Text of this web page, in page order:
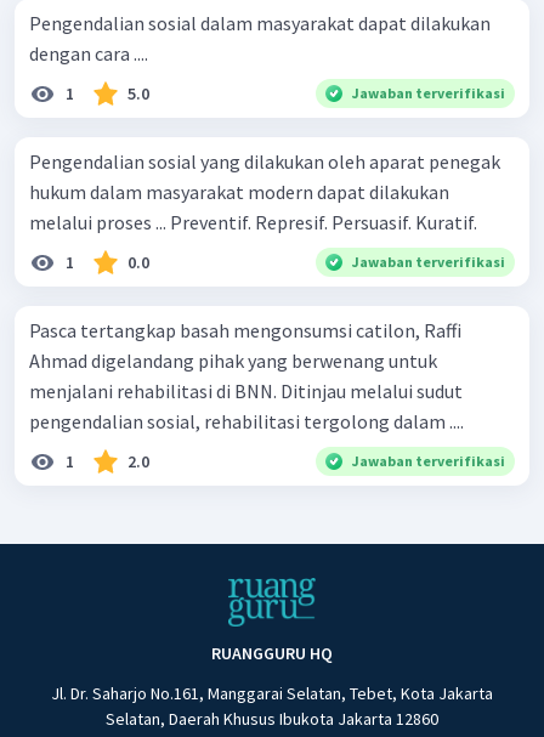
Pengendalian sosial dalam masyarakat dapat dilakukan
dengan cara ....
1 5.0 Jawaban terverifikasi
Pengendalian sosial yang dilakukan oleh aparat penegak
hukum dalam masyarakat modern dapat dilakukan
melalui proses ... Preventif. Represif. Persuasif. Kuratif.
1 0.0 Jawaban terverifikasi
Pasca tertangkap basah mengonsumsi catilon, Raffi
Ahmad digelandang pihak yang berwenang untuk
menjalani rehabilitasi di BNN. Ditinjau melalui sudut
pengendalian sosial, rehabilitasi tergolong dalam ....
1 2.0 Jawaban terverifikasi
RUANGGURU HQ
Jl. Dr. Saharjo No.161, Manggarai Selatan, Tebet, Kota Jakarta
Selatan, Daerah Khusus Ibukota Jakarta 12860